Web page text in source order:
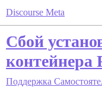
Discourse Meta
Сбой
контейнера
Поддержка